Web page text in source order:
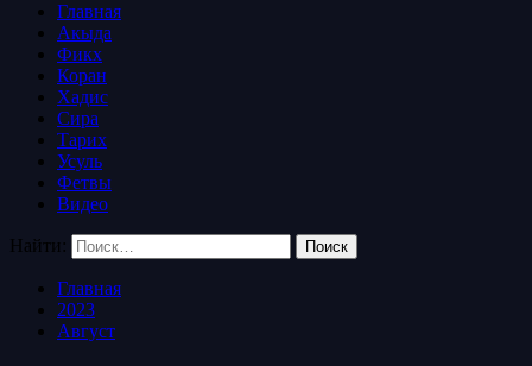
Главная
Акыда
Фикх
Коран
Хадис
Сира
Тарих
Усуль
Фетвы
Видео
Найти:
Главная
2023
Август